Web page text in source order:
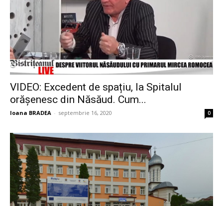
VIDEO: Excedent de spațiu, la Spitalul
orășenesc din Năsăud. Cum...
Ioana BRADEA - septembrie 16, 2020 0